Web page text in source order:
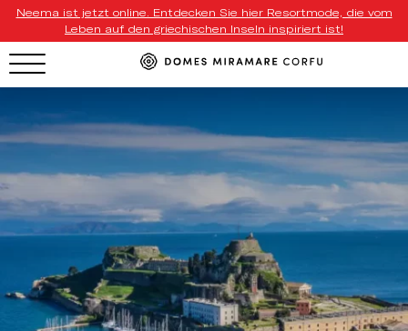
Neema ist jetzt online. Entdecken Sie hier Resortmode, die vom
Leben auf den griechischen Inseln inspiriert ist!
Our Resorts
Our Destinations
Our Brands
Signature Concepts